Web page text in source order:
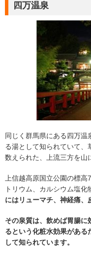
四万温泉
同じく群馬県にある四万温
る湯として知られていて、
数えられた、上流三方を山
上信越高原国立公園の標高
トリウム、カルシウム塩化
にはリューマチ、神経痛、
その泉質は、飲めば胃腸に
るという化粧水効果がある
して知られています。